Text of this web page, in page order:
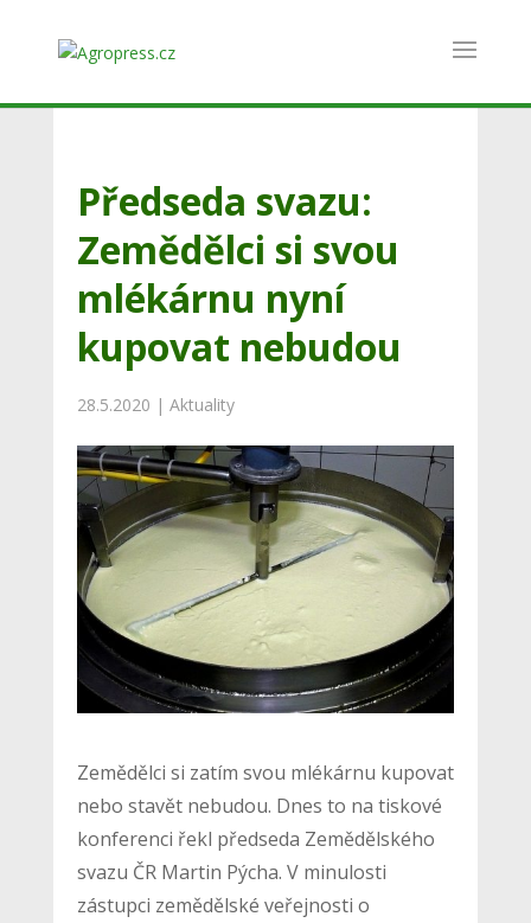
Předseda svazu:
Zemědělci si svou
mlékárnu nyní
kupovat nebudou
28.5.2020 | Aktuality
Zemědělci si zatím svou mlékárnu kupovat
nebo stavět nebudou. Dnes to na tiskové
konferenci řekl předseda Zemědělského
svazu ČR Martin Pýcha. V minulosti
zástupci zemědělské veřejnosti o